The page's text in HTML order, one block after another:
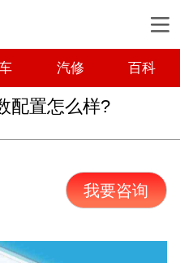
汽修 百科
配置怎么样?
我要咨询